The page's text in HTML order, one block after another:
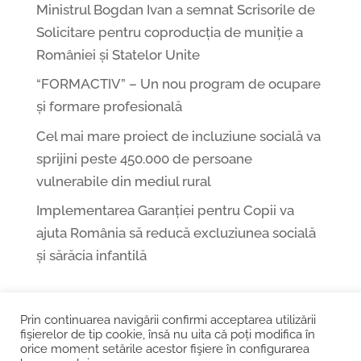
Ministrul Bogdan Ivan a semnat Scrisorile de
Solicitare pentru coproducția de muniție a
României și Statelor Unite
“FORMACTIV” – Un nou program de ocupare
și formare profesională
Cel mai mare proiect de incluziune socială va
sprijini peste 450.000 de persoane
vulnerabile din mediul rural
Implementarea Garanției pentru Copii va
ajuta România să reducă excluziunea socială
și sărăcia infantilă
Șos. Kiseleff nr. 10, București
Prin continuarea navigării confirmi acceptarea utilizării
fişierelor de tip cookie, însă nu uita că poți modifica în
orice moment setările acestor fişiere în configurarea